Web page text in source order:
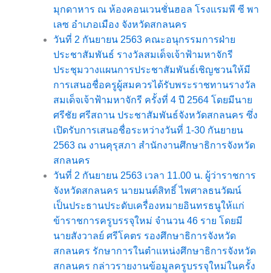
มุกดาหาร ณ ห้องคอนเวนชั่นฮอล โรงแรมพี ซี พา
เลซ อำเภอเมือง จังหวัดสกลนคร
วันที่ 2 กันยายน 2563 คณะอนุกรรมการฝ่าย
ประชาสัมพันธ์ รางวัลสมเด็จเจ้าฟ้ามหาจักรี
ประชุมวางแผนการประชาสัมพันธ์เชิญชวนให้มี
การเสนอชื่อครูผู้สมควรได้รับพระราชทานรางวัล
สมเด็จเจ้าฟ้ามหาจักรี ครั้งที่ 4 ปี 2564 โดยมีนาย
ศรีชัย ศรีสถาน ประชาสัมพันธ์จังหวัดสกลนคร ซึ่ง
เปิดรับการเสนอชื่อระหว่างวันที่ 1-30 กันยายน
2563 ณ งานคุรุสภา สำนักงานศึกษาธิการจังหวัด
สกลนคร
วันที่ 2 กันยายน 2563 เวลา 11.00 น. ผู้ว่าราชการ
จังหวัดสกลนคร นายมนต์สิทธิ์ ไพศาลธนวัฒน์
เป็นประธานประดับเครื่องหมายอินทรธนูให้แก่
ข้าราชการครูบรรจุใหม่ จำนวน 46 ราย โดยมี
นายสังวาลย์ ศรีโคตร รองศึกษาธิการจังหวัด
สกลนคร รักษาการในตำแหน่งศึกษาธิการจังหวัด
สกลนคร กล่าวรายงานข้อมูลครูบรรจุใหม่ในครั้ง